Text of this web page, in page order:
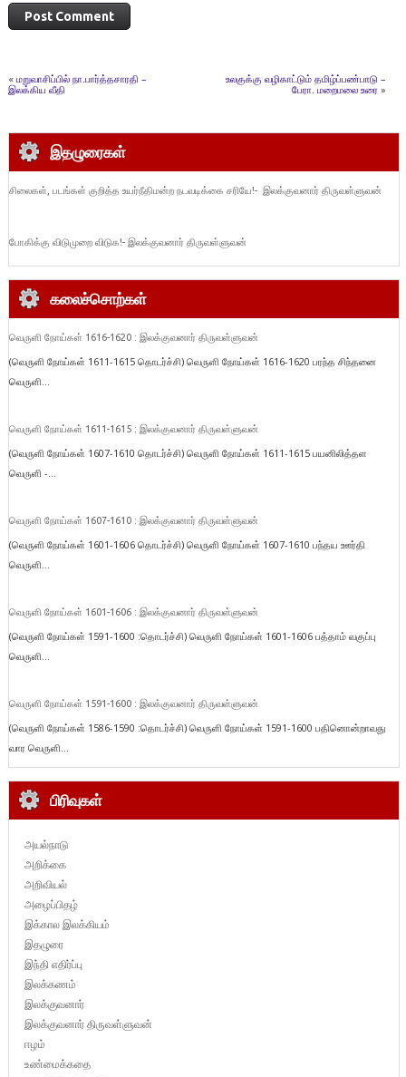
« மறுவாசிப்பில் நா.பார்த்தசாரதி –
இலக்கிய வீதி
உலகுக்கு வழிகாட்டும் தமிழ்ப்பண்பாடு –
பேரா. மறைமலை உரை »
இதழுரைகள்
சிலைகள், படங்கள் குறித்த உயர்நீதிமன்ற நடவடிக்கை சரியே!- இலக்குவனார் திருவள்ளுவன்
போகிக்கு விடுமுறை விடுக!- இலக்குவனார் திருவள்ளுவன்
கலைச்சொற்கள்
வெருளி நோய்கள் 1616-1620 : இலக்குவனார் திருவள்ளுவன்
(வெருளி நோய்கள் 1611-1615 தொடர்ச்சி) வெருளி நோய்கள் 1616-1620 பரந்த சிந்தனை
வெருளி...
வெருளி நோய்கள் 1611-1615 : இலக்குவனார் திருவள்ளுவன்
(வெருளி நோய்கள் 1607-1610 தொடர்ச்சி) வெருளி நோய்கள் 1611-1615 பயனிலித்தள
வெருளி -...
வெருளி நோய்கள் 1607-1610 : இலக்குவனார் திருவள்ளுவன்
(வெருளி நோய்கள் 1601-1606 தொடர்ச்சி) வெருளி நோய்கள் 1607-1610 பந்தய ஊர்தி
வெருளி...
வெருளி நோய்கள் 1601-1606 : இலக்குவனார் திருவள்ளுவன்
(வெருளி நோய்கள் 1591-1600 :தொடர்ச்சி) வெருளி நோய்கள் 1601-1606 பத்தாம் வகுப்பு
வெருளி...
வெருளி நோய்கள் 1591-1600 : இலக்குவனார் திருவள்ளுவன்
(வெருளி நோய்கள் 1586-1590 :தொடர்ச்சி) வெருளி நோய்கள் 1591-1600 பதினொன்றாவது
வார வெருளி...
பிரிவுகள்
அயல்நாடு
அறிக்கை
அறிவியல்
அழைப்பிதழ்
இக்கால இலக்கியம்
இதழுரை
இந்தி எதிர்ப்பு
இலக்கணம்
இலக்குவனார்
இலக்குவனார் திருவள்ளுவன்
ஈழம்
உண்மைக்கதை